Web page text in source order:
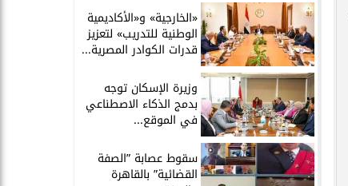
​«الخارجية» و«الأكاديمية
الوطنية للتدريب» لتعزيز
قدرات الكوادر المصرية...
​وزيرة الإسكان توجه
بدمج الذكاء الاصطناعي
في الموقع...
سقوط عصابة ”الصفة
القضائية” بالقاهرة